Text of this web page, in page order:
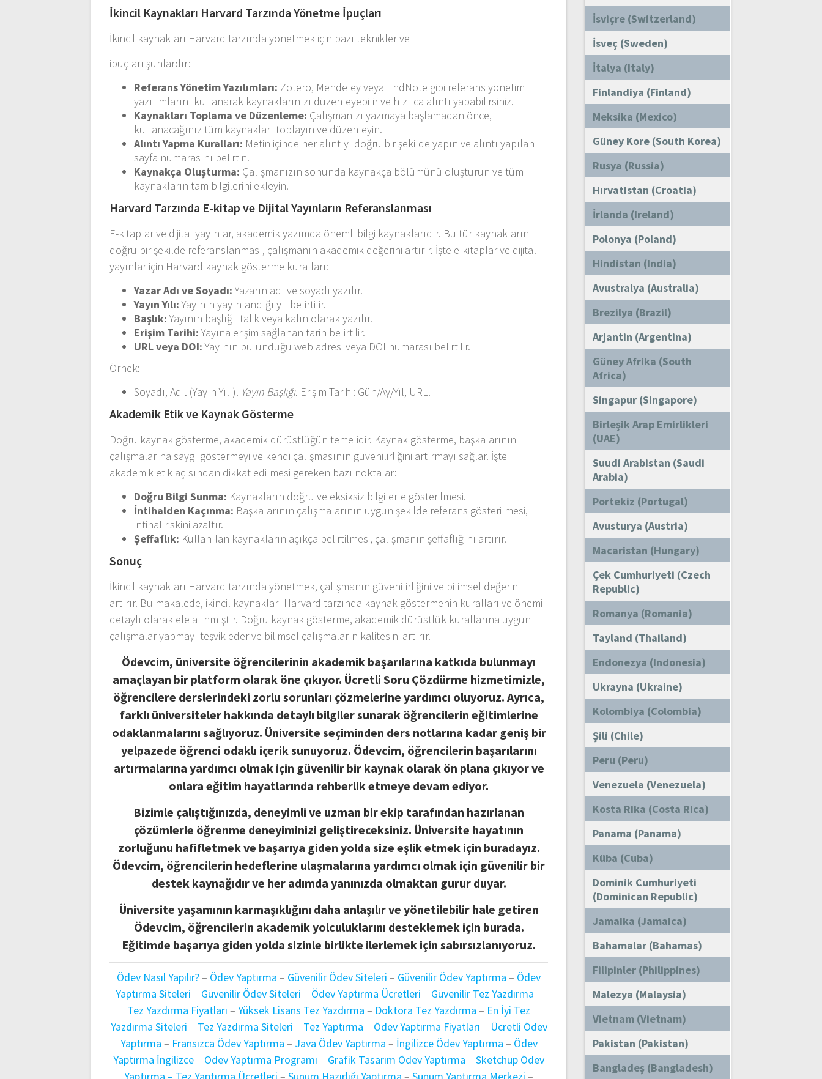
İkincil Kaynakları Harvard Tarzında Yönetme İpuçları
İkincil kaynakları Harvard tarzında yönetmek için bazı teknikler ve
ipuçları şunlardır:
Referans Yönetim Yazılımları: Zotero, Mendeley veya EndNote gibi referans yönetim
yazılımlarını kullanarak kaynaklarınızı düzenleyebilir ve hızlıca alıntı yapabilirsiniz.
Kaynakları Toplama ve Düzenleme: Çalışmanızı yazmaya başlamadan önce,
kullanacağınız tüm kaynakları toplayın ve düzenleyin.
Alıntı Yapma Kuralları: Metin içinde her alıntıyı doğru bir şekilde yapın ve alıntı yapılan
sayfa numarasını belirtin.
Kaynakça Oluşturma: Çalışmanızın sonunda kaynakça bölümünü oluşturun ve tüm
kaynakların tam bilgilerini ekleyin.
Harvard Tarzında E-kitap ve Dijital Yayınların Referanslanması
E-kitaplar ve dijital yayınlar, akademik yazımda önemli bilgi kaynaklarıdır. Bu tür kaynakların
doğru bir şekilde referanslanması, çalışmanın akademik değerini artırır. İşte e-kitaplar ve dijital
yayınlar için Harvard kaynak gösterme kuralları:
Yazar Adı ve Soyadı:Yazarın adı ve soyadı yazılır.
Yayın Yılı:Yayının yayınlandığı yıl belirtilir.
Başlık:Yayının başlığı italik veya kalın olarak yazılır.
Erişim Tarihi:Yayına erişim sağlanan tarih belirtilir.
URL veya DOI:Yayının bulunduğu web adresi veya DOI numarası belirtilir.
Örnek:
Soyadı, Adı. (Yayın Yılı). Yayın Başlığı. Erişim Tarihi: Gün/Ay/Yıl, URL.
Akademik Etik ve Kaynak Gösterme
Doğru kaynak gösterme, akademik dürüstlüğün temelidir. Kaynak gösterme, başkalarının
çalışmalarına saygı göstermeyi ve kendi çalışmasının güvenilirliğini artırmayı sağlar. İşte
akademik etik açısından dikkat edilmesi gereken bazı noktalar:
Doğru Bilgi Sunma: Kaynakların doğru ve eksiksiz bilgilerle gösterilmesi.
İntihalden Kaçınma: Başkalarının çalışmalarının uygun şekilde referans gösterilmesi,
intihal riskini azaltır.
Şeffaflık: Kullanılan kaynakların açıkça belirtilmesi, çalışmanın şeffaflığını artırır.
Sonuç
İkincil kaynakları Harvard tarzında yönetmek, çalışmanın güvenilirliğini ve bilimsel değerini
artırır. Bu makalede, ikincil kaynakları Harvard tarzında kaynak göstermenin kuralları ve önemi
detaylı olarak ele alınmıştır. Doğru kaynak gösterme, akademik dürüstlük kurallarına uygun
çalışmalar yapmayı teşvik eder ve bilimsel çalışmaların kalitesini artırır.
Ödevcim, üniversite öğrencilerinin akademik başarılarına katkıda bulunmayı
amaçlayan bir platform olarak öne çıkıyor. Ücretli Soru Çözdürme hizmetimizle,
öğrencilere derslerindeki zorlu sorunları çözmelerine yardımcı oluyoruz. Ayrıca,
farklı üniversiteler hakkında detaylı bilgiler sunarak öğrencilerin eğitimlerine
odaklanmalarını sağlıyoruz. Üniversite seçiminden ders notlarına kadar geniş bir
yelpazede öğrenci odaklı içerik sunuyoruz. Ödevcim, öğrencilerin başarılarını
artırmalarına yardımcı olmak için güvenilir bir kaynak olarak ön plana çıkıyor ve
onlara eğitim hayatlarında rehberlik etmeye devam ediyor.
Bizimle çalıştığınızda, deneyimli ve uzman bir ekip tarafından hazırlanan
çözümlerle öğrenme deneyiminizi geliştireceksiniz. Üniversite hayatının
zorluğunu hafifletmek ve başarıya giden yolda size eşlik etmek için buradayız.
Ödevcim, öğrencilerin hedeflerine ulaşmalarına yardımcı olmak için güvenilir bir
destek kaynağıdır ve her adımda yanınızda olmaktan gurur duyar.
Üniversite yaşamının karmaşıklığını daha anlaşılır ve yönetilebilir hale getiren
Ödevcim, öğrencilerin akademik yolculuklarını desteklemek için burada.
Eğitimde başarıya giden yolda sizinle birlikte ilerlemek için sabırsızlanıyoruz.
Ödev Nasıl Yapılır?– Ödev Yaptırma – Güvenilir Ödev Siteleri – Güvenilir Ödev Yaptırma – Ödev
Yaptırma Siteleri – Güvenilir Ödev Siteleri – Ödev Yaptırma Ücretleri – Güvenilir Tez Yazdırma –
Tez Yazdırma Fiyatları –Yüksek Lisans Tez Yazdırma – Doktora Tez Yazdırma – En İyi Tez
Yazdırma Siteleri – Tez Yazdırma Siteleri – Tez Yaptırma – Ödev Yaptırma Fiyatları – Ücretli Ödev
Yaptırma – Fransızca Ödev Yaptırma – Java Ödev Yaptırma – İngilizce Ödev Yaptırma – Ödev
Yaptırma İngilizce– Ödev Yaptırma Programı – Grafik Tasarım Ödev Yaptırma –Sketchup Ödev
İsviçre (Switzerland)
İsveç (Sweden)
İtalya (Italy)
Finlandiya (Finland)
Meksika (Mexico)
Güney Kore (South Korea)
Rusya (Russia)
Hırvatistan (Croatia)
İrlanda (Ireland)
Polonya (Poland)
Hindistan (India)
Avustralya (Australia)
Brezilya (Brazil)
Arjantin (Argentina)
Güney Afrika (South
Africa)
Singapur (Singapore)
Birleşik Arap Emirlikleri
(UAE)
Suudi Arabistan (Saudi
Arabia)
Portekiz (Portugal)
Avusturya (Austria)
Macaristan (Hungary)
Çek Cumhuriyeti (Czech
Republic)
Romanya (Romania)
Tayland (Thailand)
Endonezya (Indonesia)
Ukrayna (Ukraine)
Kolombiya (Colombia)
Şili (Chile)
Peru (Peru)
Venezuela (Venezuela)
Kosta Rika (Costa Rica)
Panama (Panama)
Küba (Cuba)
Dominik Cumhuriyeti
(Dominican Republic)
Jamaika (Jamaica)
Bahamalar (Bahamas)
Filipinler (Philippines)
Malezya (Malaysia)
Vietnam (Vietnam)
Pakistan (Pakistan)
Bangladeş (Bangladesh)